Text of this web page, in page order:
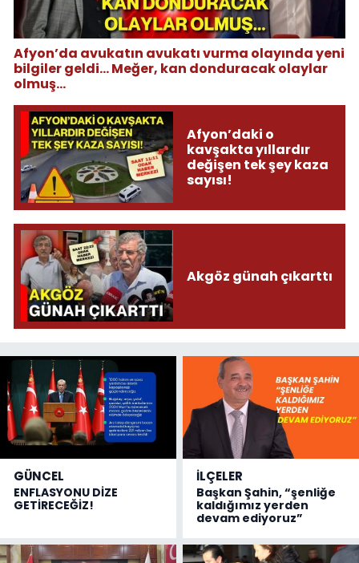
Afyon’da avukatın avukatı vurma olayında yeni
bilgiler geldi... Meğer, kan donduracak olaylar
olmuş...
Afyon’daki o
kavşakta yıllardır
değişen tek şey kaza
sayısı!
Akgöz günah çıkarttı
GÜNCEL
ENFLASYONU DİZE
GETİRECEĞİZ!
İLÇELER
Başkan Şahin, “şenliğe
kaldığımız yerden
devam ediyoruz”